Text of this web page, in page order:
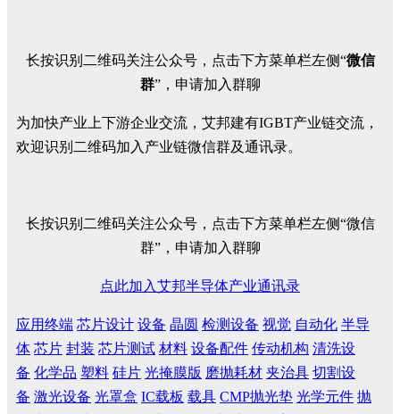
长按识别二维码关注公众号，点击下方菜单栏左侧“微信
群”，申请加入群聊
为加快产业上下游企业交流，艾邦建有IGBT产业链交流，
欢迎识别二维码加入产业链微信群及通讯录。
长按识别二维码关注公众号，点击下方菜单栏左侧“微信
群”，申请加入群聊
点此加入艾邦半导体产业通讯录
应用终端 芯片设计 设备 晶圆 检测设备 视觉 自动化 半导
体 芯片 封装 芯片测试 材料 设备配件 传动机构 清洗设
备 化学品 塑料 硅片 光掩膜版 磨抛耗材 夹治具 切割设
备 激光设备 光罩盒 IC载板 载具 CMP抛光垫 光学元件 抛